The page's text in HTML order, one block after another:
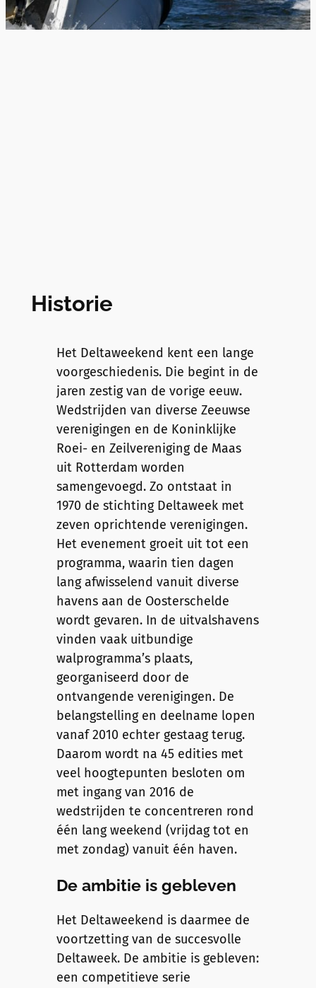
Historie
Het Deltaweekend kent een lange
voorgeschiedenis. Die begint in de
jaren zestig van de vorige eeuw.
Wedstrijden van diverse Zeeuwse
verenigingen en de Koninklijke
Roei- en Zeilvereniging de Maas
uit Rotterdam worden
samengevoegd. Zo ontstaat in
1970 de stichting Deltaweek met
zeven oprichtende verenigingen.
Het evenement groeit uit tot een
programma, waarin tien dagen
lang afwisselend vanuit diverse
havens aan de Oosterschelde
wordt gevaren. In de uitvalshavens
vinden vaak uitbundige
walprogramma’s plaats,
georganiseerd door de
ontvangende verenigingen. De
belangstelling en deelname lopen
vanaf 2010 echter gestaag terug.
Daarom wordt na 45 edities met
veel hoogtepunten besloten om
met ingang van 2016 de
wedstrijden te concentreren rond
één lang weekend (vrijdag tot en
met zondag) vanuit één haven.
De ambitie is gebleven
Het Deltaweekend is daarmee de
voortzetting van de succesvolle
Deltaweek. De ambitie is gebleven:
een competitieve serie